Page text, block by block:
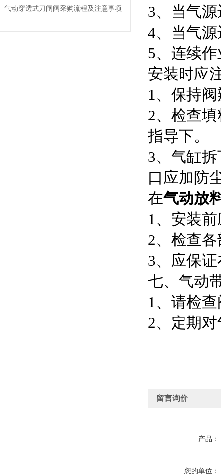
气动穿透式刀闸阀采购流程及注意事项
3、当气
4、当气
5、连续
安装时应
1、保持
2、检查
指导下。
3、气缸
口应加防
在气动放
1、安装
2、检查
3、应保
七、气动
1、请检
2、定期
留言询价
产品：
您的单位：